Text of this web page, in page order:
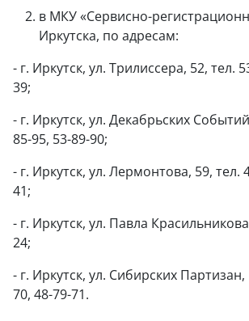
в МКУ «Сервисно-
Иркутска, по адресам:
- г. Иркутск, ул. Трилиссера, 52, тел.
39;
- г. Иркутск, ул. Декабрьских
85-95, 53-89-90;
- г. Иркутск, ул. Лермонтова, 59, тел.
41;
- г. Иркутск, ул. Павла
24;
- г. Иркутск, ул. Сибирских Партизан,
70, 48-79-71.